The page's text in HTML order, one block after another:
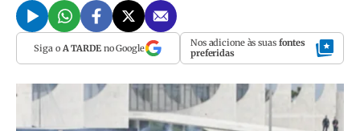
Siga o A TARDEno Google Nos adicione às suas fontes
preferidas